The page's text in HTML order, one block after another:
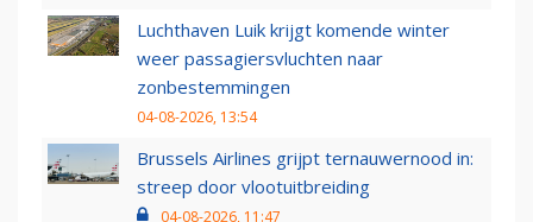
Luchthaven Luik krijgt komende winter
weer passagiersvluchten naar
zonbestemmingen
04-08-2026, 13:54
Brussels Airlines grijpt ternauwernood in:
streep door vlootuitbreiding
04-08-2026, 11:47